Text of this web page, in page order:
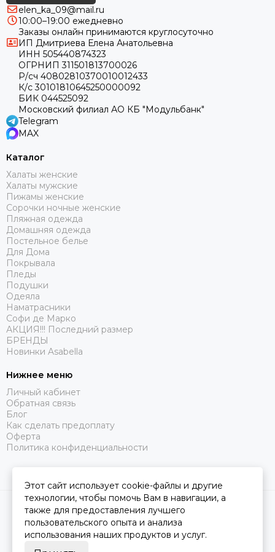
elen_ka_09@mail.ru
10:00–19:00 ежедневно
Заказы онлайн принимаются круглосуточно
ИП Дмитриева Елена Анатольевна
ИНН 505440874323
ОГРНИП 311501813700026
Р/сч 40802810370010012433
К/с 30101810645250000092
БИК 044525092
Московский филиал АО КБ "Модульбанк"
Telegram
MAX
Каталог
Халаты женские
Халаты мужские
Пижамы женские
Сорочки ночные женские
Пляжная одежда
Домашняя одежда
Постельное белье
Для Дома
Покрывала
Пледы
Подушки
Одеяла
Наматрасники
Софи де Марко
АКЦИЯ!!! Последний размер
БРЕНДЫ
Новинки Asabella
Нижнее меню
Личный кабинет
Обратная связь
Блог
Как сделать предоплату
Оферта
Политика конфиденциальности
2026 © Царство Сна.Карта сайта
Этот сайт использует cookie-файлы и другие
технологии, чтобы помочь Вам в навигации, а
также для предоставления лучшего
пользовательского опыта и анализа
использования наших продуктов и услуг.